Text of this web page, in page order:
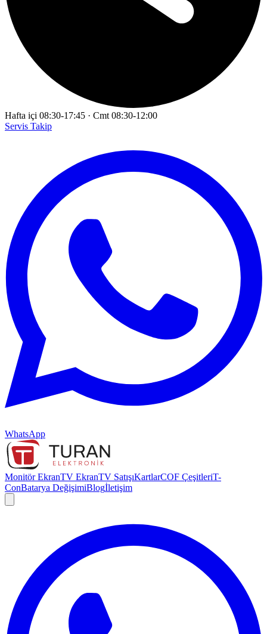
Hafta içi 08:30-17:45 · Cmt 08:30-12:00
Servis Takip
WhatsApp
Monitör EkranTV EkranTV SatışıKartlarCOF ÇeşitleriT-
ConBatarya DeğişimiBlogİletişim